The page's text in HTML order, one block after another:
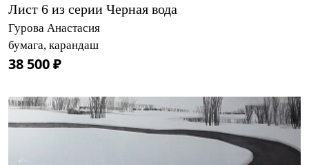
Лист 6 из серии Черная вода
Гурова Анастасия
бумага, карандаш
38 500 ₽